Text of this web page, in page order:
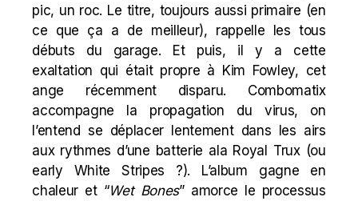
pic, un roc. Le titre, toujours aussi primaire (en
ce que ça a de meilleur), rappelle les tous
débuts du garage. Et puis, il y a cette
exaltation qui était propre à Kim Fowley, cet
ange récemment disparu. Combomatix
accompagne la propagation du virus, on
l’entend se déplacer lentement dans les airs
aux rythmes d’une batterie ala Royal Trux(ou
early White Stripes ?). L’album gagne en
chaleur et “Wet Bones” amorce le processus